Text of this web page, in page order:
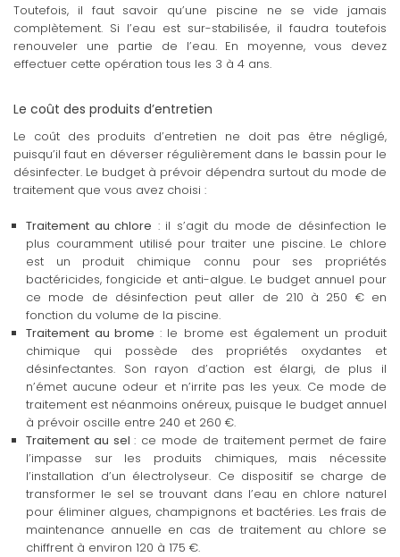
Toutefois, il faut savoir qu’une piscine ne se vide jamais
complètement. Si l’eau est sur-stabilisée, il faudra toutefois
renouveler une partie de l’eau. En moyenne, vous devez
effectuer cette opération tous les 3 à 4 ans.
Le coût des produits d’entretien
Le coût des produits d’entretien ne doit pas être négligé,
puisqu’il faut en déverser régulièrement dans le bassin pour le
désinfecter. Le budget à prévoir dépendra surtout du mode de
traitement que vous avez choisi :
Traitement au chlore : il s’agit du mode de désinfection le
plus couramment utilisé pour traiter une piscine. Le chlore
est un produit chimique connu pour ses propriétés
bactéricides, fongicide et anti-algue. Le budget annuel pour
ce mode de désinfection peut aller de 210 à 250 € en
fonction du volume de la piscine.
Traitement au brome : le brome est également un produit
chimique qui possède des propriétés oxydantes et
désinfectantes. Son rayon d’action est élargi, de plus il
n’émet aucune odeur et n’irrite pas les yeux. Ce mode de
traitement est néanmoins onéreux, puisque le budget annuel
à prévoir oscille entre 240 et 260 €.
Traitement au sel: ce mode de traitement permet de faire
l’impasse sur les produits chimiques, mais nécessite
l’installation d’un électrolyseur. Ce dispositif se charge de
transformer le sel se trouvant dans l’eau en chlore naturel
pour éliminer algues, champignons et bactéries. Les frais de
maintenance annuelle en cas de traitement au chlore se
chiffrent à environ 120 à 175 €.